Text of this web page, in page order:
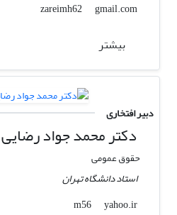
zareimh62
gmail.com
بیشتر
دبیر افتخاری
دکتر محمد جواد رضایی
حقوق عمومی
استاد دانشگاه تهران
m56
yahoo.ir